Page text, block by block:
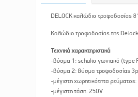
DELOCK καλώδιο τροφοδοσίας
Καλώδιο τροφοδοσίας της
Τεχνικά χαρακτηριστικά
-βύσμα 1: schuko γωνιακό (type
-βύσμα 2: βύσμα τροφοδοσίας
-μέγιστη χωρητικότητα
-μέγιστη τάση: 250V